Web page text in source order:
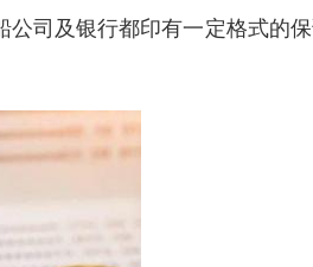
司及银行都印有一定格式的